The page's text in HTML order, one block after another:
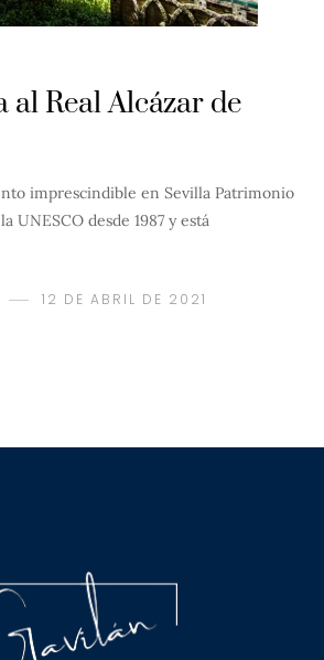
al Real Alcázar de
imprescindible en Sevilla Patrimonio
UNESCO desde 1987 y está
12 DE ABRIL DE 2021